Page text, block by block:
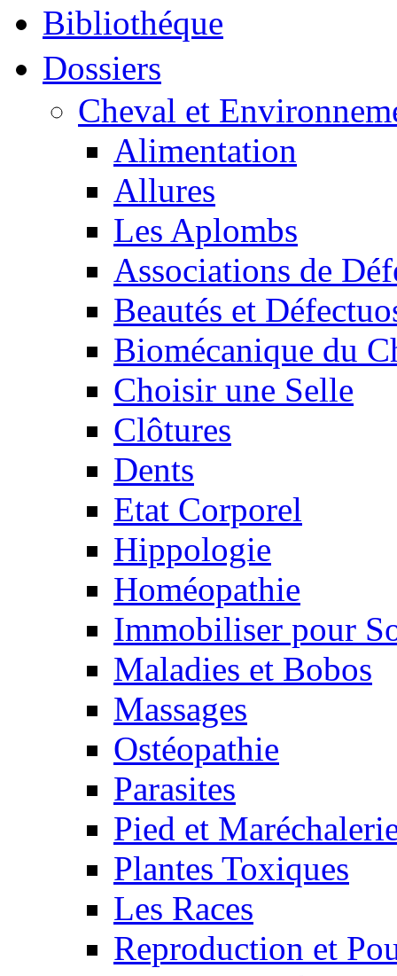
Bibliothéque
Dossiers
Cheval et
Alimentation
Allures
Les Aplombs
Associations de
Beautés et
Biomécanique du
Choisir une Selle
Clôtures
Dents
Etat Corporel
Hippologie
Homéopathie
Immobiliser pour
Maladies et Bobos
Massages
Ostéopathie
Parasites
Pied et
Plantes Toxiques
Les Races
Reproduction et